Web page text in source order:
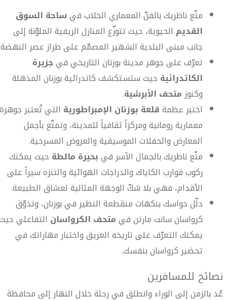
متّع ناظريك بالفنّ المعماري الخلاب فيساحة السوق
القديم الحيوية، حيث تتوزّع المنازل الريفية الملوّنة إلى
جانب مبنى البلدية الشهير المصمّم على طراز عصر
تعرّف على جوهر مدينة بوزنان التاريخي فيجزيرة
الكاتدرائية حيث ستستكشف كاتدرائية بوزنان المذهلة
وكنوز متحف الأبرشية.
اختبر عظمةقلعة بوزنان الإمبراطورية التي تُعتبر جوهرة
معمارية رومانية ومركزاً ثقافياً للمدينة، وتمتّع بأجمل
المعارض والحفلات الموسيقية والعروض المسرحية.
متّع ناظريك بالجمال الآسر فيبحيرة مالطة حيث يمكنك
ركوب قوارب الكاياك والدراجات الهوائية والتنزه سيراً على
الأقدام، فهي بلا شكّ الوجهة المثالية لعشاق الطبيعة.
دلّل حواسك بنكهات منقطعة النظير في بوزنان، وتذوّق
كرواسان سانت مارتن فيمتحف الكرواسان التفاعلي
يمكنك التعرّف على تاريخه العريق واختبار مهاراتك في
تحضير كرواسان بنفسك.
نصائح للمسافرين
عُد بالزمن إلى الوراء وانطلق في رحلة خلال النهار إلى محافظة